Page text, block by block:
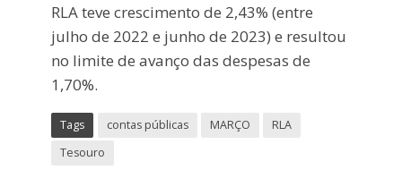
RLA teve crescimento de 2,43% (entre
julho de 2022 e junho de 2023) e resultou
no limite de avanço das despesas de
1,70%.
Tags contas públicas MARÇO
RLA
Tesouro